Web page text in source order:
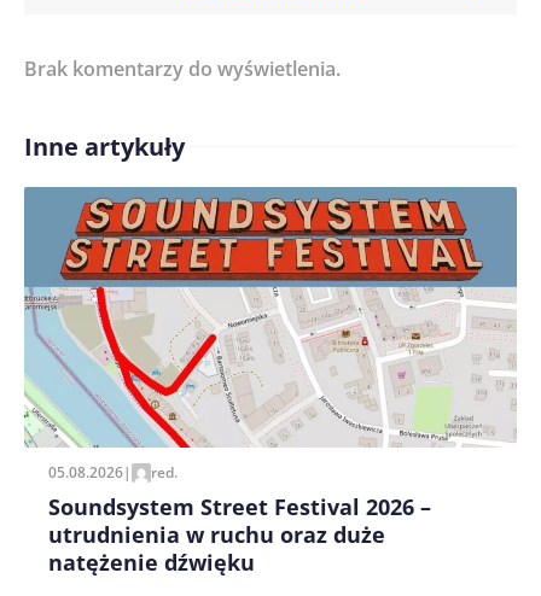
Treść komentarza*
Imię/ Nick*
Zapamiętaj moje dane w tej przeglądarce podczas
pisania kolejnych komentarzy.
Brak komentarzy do wyświetlenia.
Inne artykuły
05.08.2026| red.
Soundsystem Street Festival 2026 –
utrudnienia w ruchu oraz duże
natężenie dźwięku